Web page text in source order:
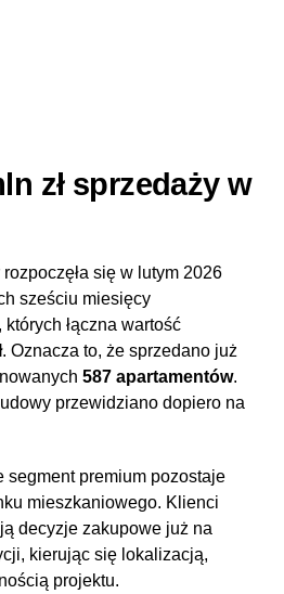
zł sprzedaży w
się w lutym 2026
sześciu miesięcy
których łączna wartość
. Oznacza to, że sprzedano już
587 apartamentów.
przewidziano dopiero na
segment premium pozostaje
mieszkaniowego. Klienci
decyzje zakupowe już na
kierując się lokalizacją,
projektu.